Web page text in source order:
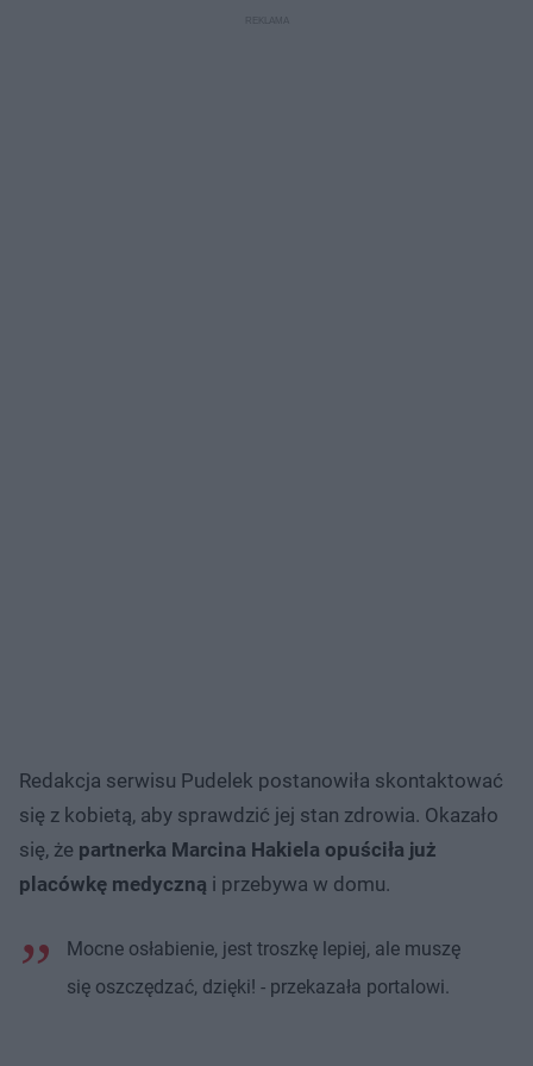
Redakcja serwisu Pudelek postanowiła skontaktować
się z kobietą, aby sprawdzić jej stan zdrowia. Okazało
się, że partnerka Marcina Hakiela opuściła już
placówkę medyczną i przebywa w domu.
Mocne osłabienie, jest troszkę lepiej, ale muszę
się oszczędzać, dzięki! - przekazała portalowi.